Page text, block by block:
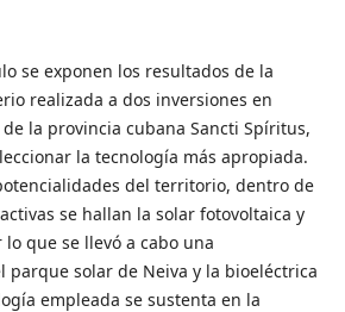
se exponen los resultados de la
realizada a dos inversiones en
la provincia cubana Sancti Spíritus,
la tecnología más apropiada.
del territorio, dentro de
se hallan la solar fotovoltaica y
que se llevó a cabo una
parque solar de Neiva y la bioeléctrica
empleada se sustenta en la